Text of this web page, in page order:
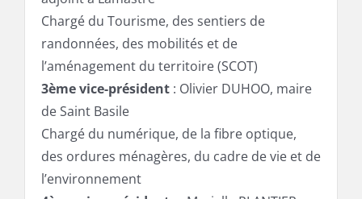
Chargé du Tourisme, des sentiers de
randonnées, des mobilités et de
l’aménagement du territoire (SCOT)
3ème vice-président : Olivier DUHOO, maire
de Saint Basile
Chargé du numérique, de la fibre optique,
des ordures ménagères, du cadre de vie et de
l’environnement